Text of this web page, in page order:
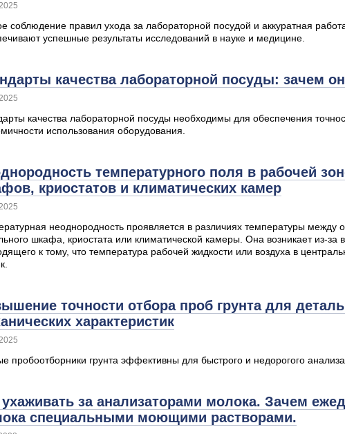
соблюдение правил ухода за лабораторной посудой и аккуратная
успешные результаты исследований в науке и медицине.
качества лабораторной посуды: зачем
качества лабораторной посуды необходимы для обеспечения
использования оборудования.
температурного поля в рабочей
криостатов и климатических камер
неоднородность проявляется в различиях температуры между
шкафа, криостата или климатической камеры. Она возникает из-
к тому, что температура рабочей жидкости или воздуха в
точности отбора проб грунта для
характеристик
пробоотборники грунта эффективны для быстрого и недорогого
ухаживать за анализаторами молока. Зачем
специальными моющими растворами.